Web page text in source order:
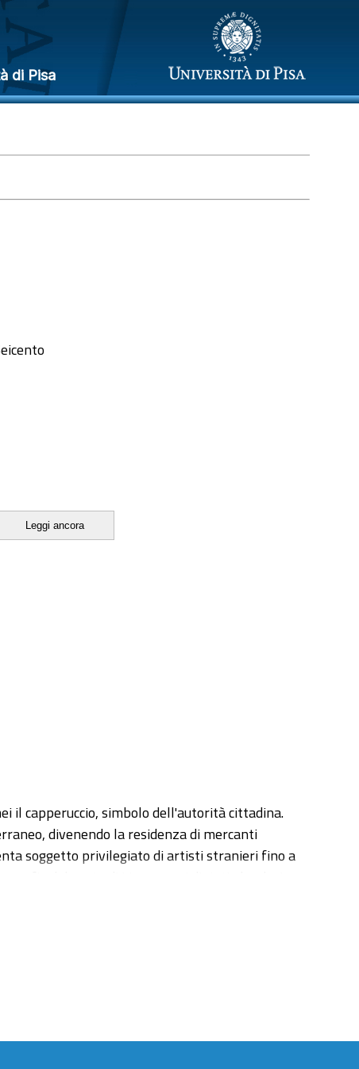
di Pisa
Leggi ancora
il capperuccio, simbolo dell'autorità cittadina.
divenendo la residenza di mercanti
soggetto privilegiato di artisti stranieri fino a
del porto di Livorno nei dipinti olandesi
Lingelbach e Abraham Storck, così come il